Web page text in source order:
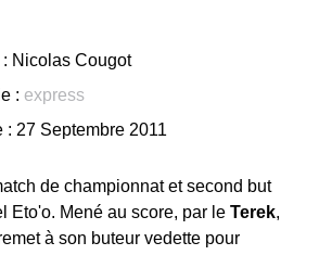
Nicolas Cougot
: express
: 27 Septembre 2011
de championnat et second but
Eto'o. Mené au score, par le Terek,
à son buteur vedette pour